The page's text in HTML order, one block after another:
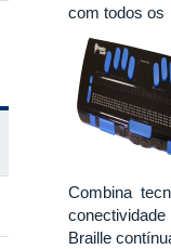
com todos os
Combina
conectividade
Braille